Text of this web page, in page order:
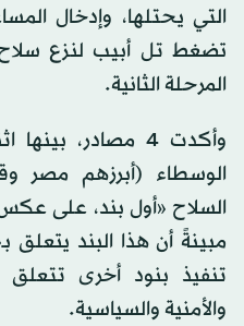
التي يحتلها، وإدخال
تضغط تل أبيب لنزع سلاح
المرحلة الثانية.
وأكدت 4 مصادر،
الوسطاء (أبرزهم مصر
السلاح «أول بند، على
مبينةً أن هذا البند يتعلق
تنفيذ بنود أخرى تتعلق
والأمنية والسياسية.